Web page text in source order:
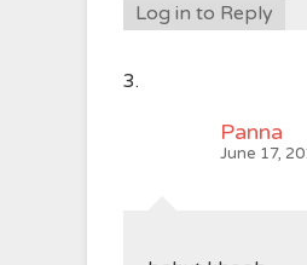
Log in to Reply
Panna
June 17,